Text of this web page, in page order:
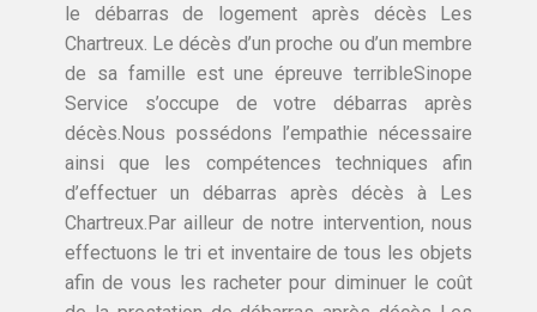
le débarras de logement après décès Les
Chartreux. Le décès d’un proche ou d’un membre
de sa famille est une épreuve terribleSinope
Service s’occupe de votre débarras après
décès.Nous possédons l’empathie nécessaire
ainsi que les compétences techniques afin
d’effectuer un débarras après décès à Les
Chartreux.Par ailleur de notre intervention, nous
effectuons le tri et inventaire de tous les objets
afin de vous les racheter pour diminuer le coût